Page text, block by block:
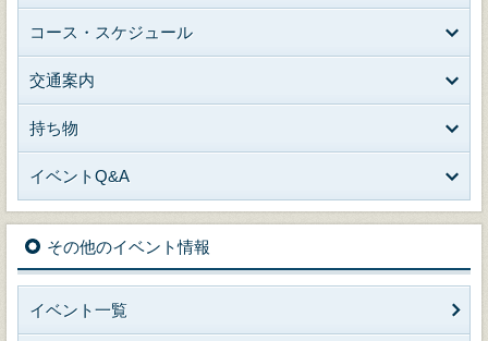
コース・スケジュール
交通案内
持ち物
イベントQ&A
その他のイベント情報
イベント一覧